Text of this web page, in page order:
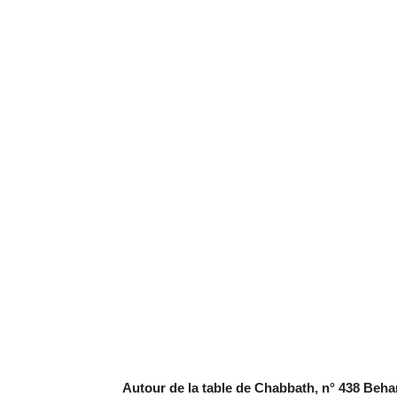
Autour de la table de Chabbath, n° 438